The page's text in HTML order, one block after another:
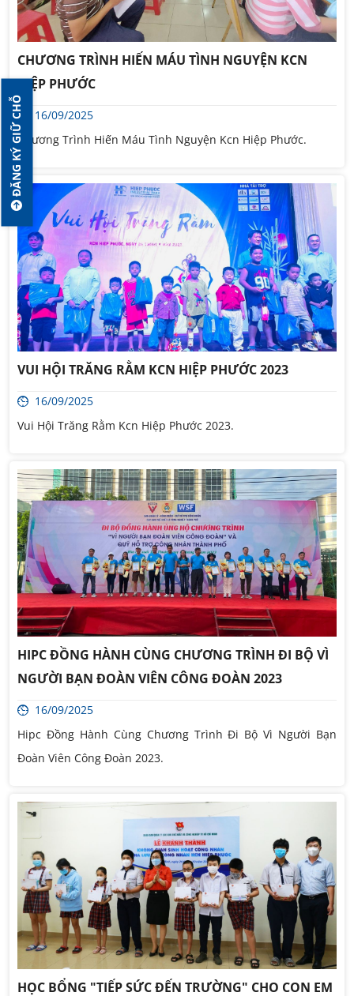
ĐĂNG KÝ GIỮ CHỖ
CHƯƠNG TRÌNH HIẾN MÁU TÌNH NGUYỆN KCN
HIỆP PHƯỚC
16/09/2025
Chương Trình Hiến Máu Tình Nguyện Kcn Hiệp Phước.
VUI HỘI TRĂNG RẰM KCN HIỆP PHƯỚC 2023
16/09/2025
Vui Hội Trăng Rằm Kcn Hiệp Phước 2023.
HIPC ĐỒNG HÀNH CÙNG CHƯƠNG TRÌNH ĐI BỘ VÌ
NGƯỜI BẠN ĐOÀN VIÊN CÔNG ĐOÀN 2023
16/09/2025
Hipc Đồng Hành Cùng Chương Trình Đi Bộ Vì Người Bạn
Đoàn Viên Công Đoàn 2023.
HỌC BỔNG "TIẾP SỨC ĐẾN TRƯỜNG" CHO CON EM